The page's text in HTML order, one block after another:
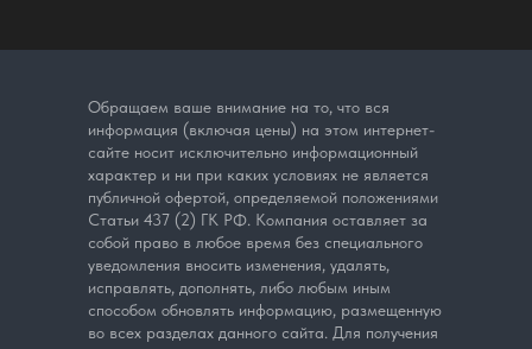
Обращаем ваше внимание на то, что вся
информация (включая цены) на этом интернет-
сайте носит исключительно информационный
характер и ни при каких условиях не является
публичной офертой, определяемой положениями
Статьи 437 (2) ГК РФ. Компания оставляет за
собой право в любое время без специального
уведомления вносить изменения, удалять,
исправлять, дополнять, либо любым иным
способом обновлять информацию, размещенную
во всех разделах данного сайта. Для получения